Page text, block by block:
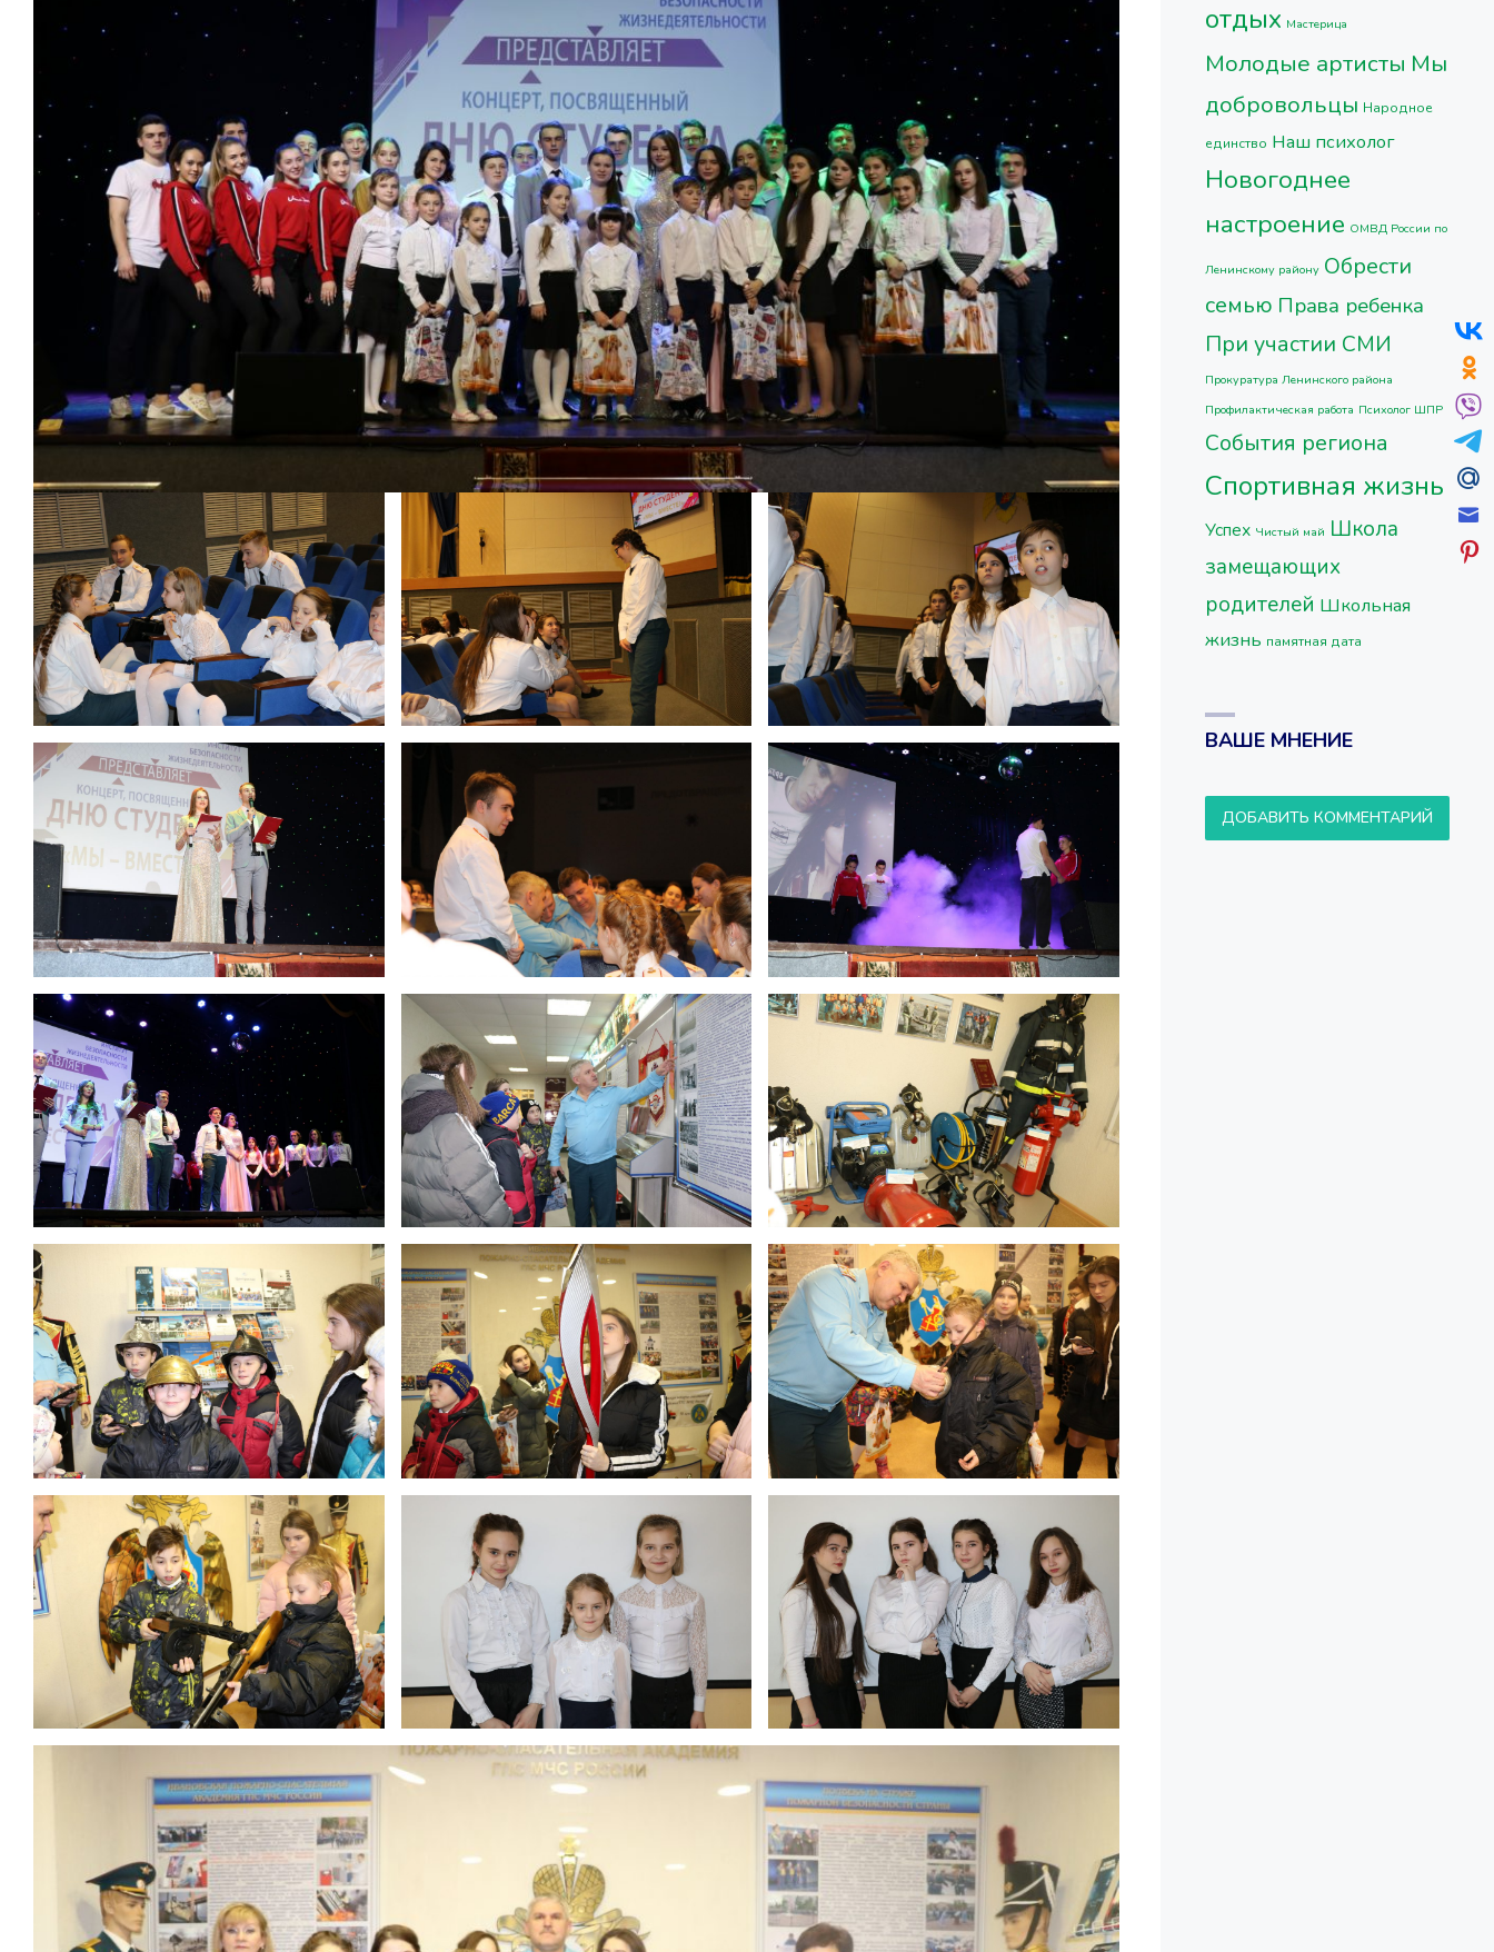
отдых Мастерица
Молодые артисты Мы
добровольцы Народное
единство Наш психолог
Новогоднее
настроение ОМВД России по
Ленинскому району Обрести
семью Права ребенка
При участии СМИ
Прокуратура Ленинского района
Профилактическая работа Психолог ШПР
События региона
Спортивная жизнь
Успех Чистый май Школа
замещающих
родителей Школьная
жизнь памятная дата
ВАШЕ МНЕНИЕ
ДОБАВИТЬ КОММЕНТАРИЙ